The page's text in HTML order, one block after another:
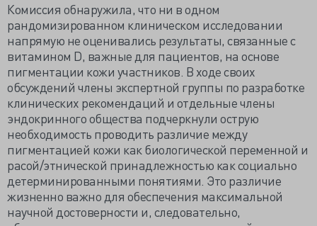
Комиссия обнаружила, что ни в одном
рандомизированном клиническом исследовании
напрямую не оценивались результаты, связанные с
витамином D, важные для пациентов, на основе
пигментации кожи участников. В ходе своих
обсуждений члены экспертной группы по разработке
клинических рекомендаций и отдельные члены
эндокринного общества подчеркнули острую
необходимость проводить различие между
пигментацией кожи как биологической переменной и
расой/этнической принадлежностью как социально
детерминированными понятиями. Это различие
жизненно важно для обеспечения максимальной
научной достоверности и, следовательно,